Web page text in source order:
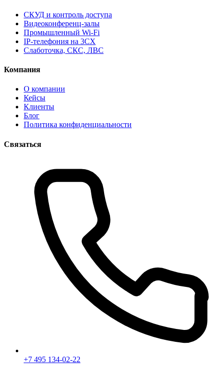
СКУД и контроль доступа
Видеоконференц-залы
Промышленный Wi-Fi
IP-телефония на 3CX
Слаботочка, СКС, ЛВС
Компания
О компании
Кейсы
Клиенты
Блог
Политика конфиденциальности
Связаться
+7 495 134-02-22